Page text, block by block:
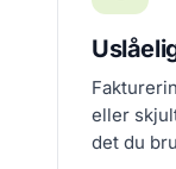
eller
det du